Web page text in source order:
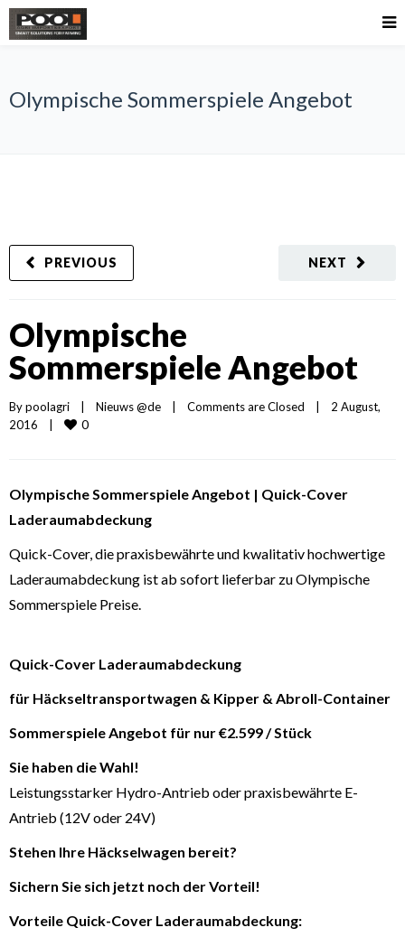
Olympische Sommerspiele Angebot
NEXT
PREVIOUS
Olympische
Sommerspiele Angebot
By poolagri Nieuws @de Comments are Closed
2 August,
2016
0
Olympische Sommerspiele Angebot | Quick-Cover
Laderaumabdeckung
Quick-Cover, die praxisbewährte und kwalitativ hochwertige
Laderaumabdeckung ist ab sofort lieferbar zu Olympische
Sommerspiele Preise.
Quick-Cover Laderaumabdeckung
für Häckseltransportwagen & Kipper & Abroll-Container
Sommerspiele Angebot für nur €2.599 / Stück
Sie haben die Wahl!
Leistungsstarker Hydro-Antrieb oder praxisbewährte E-
Antrieb (12V oder 24V)
Stehen Ihre Häckselwagen bereit?
Sichern Sie sich jetzt noch der Vorteil!
Vorteile Quick-Cover Laderaumabdeckung: